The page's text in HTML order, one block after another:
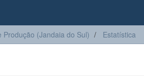
Produção (Jandaia do Sul) Estatística